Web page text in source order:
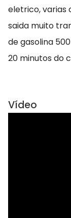
eletrico, varias
saida muito
de gasolina
20 minutos do
Vídeo